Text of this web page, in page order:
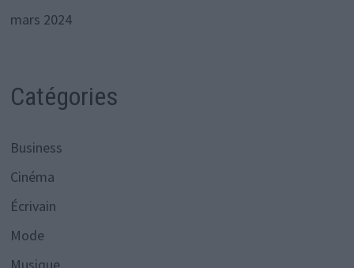
mars 2024
Catégories
Business
Cinéma
Écrivain
Mode
Musique